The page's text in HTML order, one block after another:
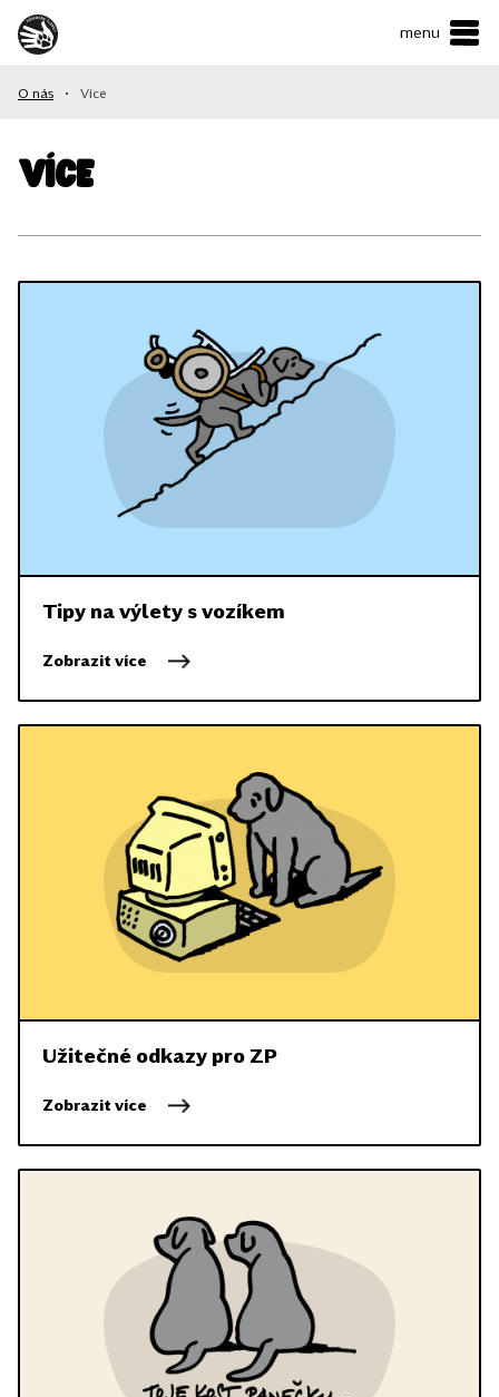
menu
O NÁS
NAŠE SLUŽBY
E-shop
Podpořit
O nás • Více
Více
Tipy na výlety s vozíkem
Zobrazit více
Užitečné odkazy pro ZP
Zobrazit více